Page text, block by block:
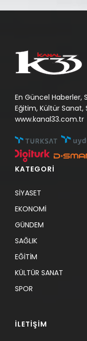
En Güncel Haberler,
Eğitim, Kültür Sanat,
www.kanal33.com.tr
KATEGORİ
SİYASET
EKONOMİ
GÜNDEM
SAĞLIK
EĞİTİM
KÜLTÜR SANAT
SPOR
İLETİŞİM